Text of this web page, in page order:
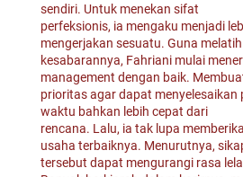
sendiri. Untuk menekan sifat
perfeksionis, ia mengaku menjadi
mengerjakan sesuatu. Guna melatih
kesabarannya, Fahriani mulai
management dengan baik.
prioritas agar dapat menyelesaikan
waktu bahkan lebih cepat dari
rencana. Lalu, ia tak lupa
usaha terbaiknya. Menurutnya,
tersebut dapat mengurangi rasa